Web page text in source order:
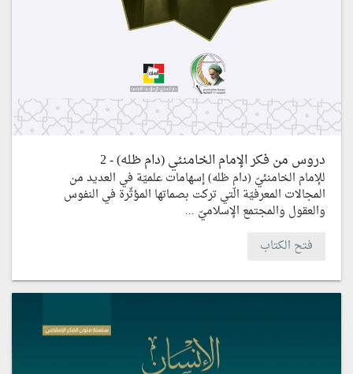
دروس من فكر الإمام الخامنئي (دام ظله) - 2
للإمام الخامنئيّ (دام ظله) إسهامات علميّة في العديد من
المجالات المعرفيّة الّتي تركت بصماتها المؤثّرة في النفوس
والعقول والمجتمع الإسلاميّ ...
فتح الكتاب